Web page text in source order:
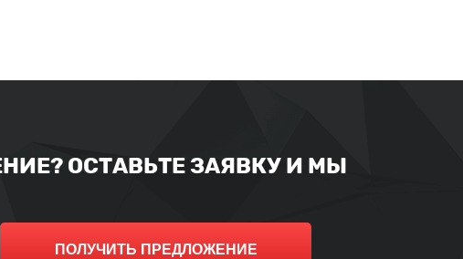
ОСТАВЬТЕ ЗАЯВКУ И МЫ
ПОЛУЧИТЬ ПРЕДЛОЖЕНИЕ